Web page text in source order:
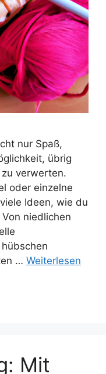
nur Spaß,
übrig
verwerten.
oder einzelne
Ideen, wie du
niedlichen
… Weiterlesen
Mit